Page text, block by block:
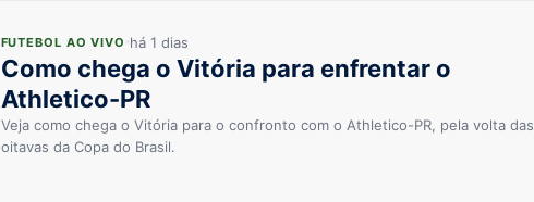
FUTEBOL AO VIVO há 1 dias
Como chega o Vitória para enfrentar o
Athletico-PR
Veja como chega o Vitória para o confronto com o Athletico-PR, pela volta das
oitavas da Copa do Brasil.